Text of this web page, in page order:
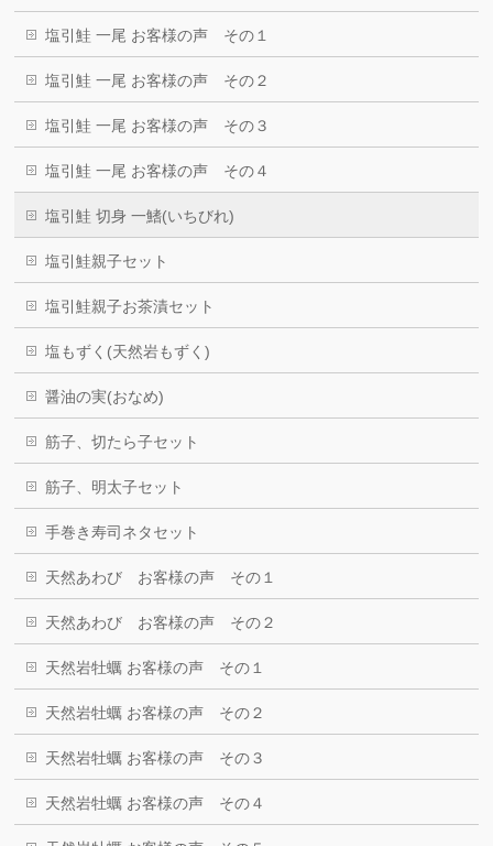
塩引鮭 一尾 お客様の声 その１
塩引鮭 一尾 お客様の声 その２
塩引鮭 一尾 お客様の声 その３
塩引鮭 一尾 お客様の声 その４
塩引鮭 切身 一鰭(いちびれ)
塩引鮭親子セット
塩引鮭親子お茶漬セット
塩もずく(天然岩もずく)
醤油の実(おなめ)
筋子、切たら子セット
筋子、明太子セット
手巻き寿司ネタセット
天然あわび お客様の声 その１
天然あわび お客様の声 その２
天然岩牡蠣 お客様の声 その１
天然岩牡蠣 お客様の声 その２
天然岩牡蠣 お客様の声 その３
天然岩牡蠣 お客様の声 その４